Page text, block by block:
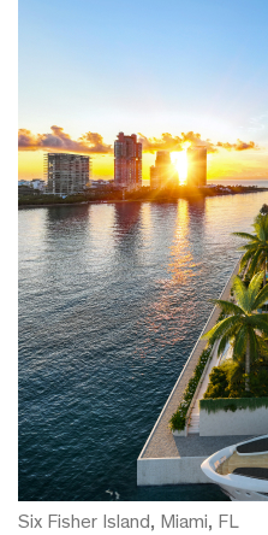
Six Fisher Island, Miami, FL